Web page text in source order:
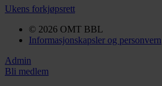
Ukens forkjøpsrett
© 2026 OMT BBL
Informasjonskapsler og personvern
Admin
Bli medlem